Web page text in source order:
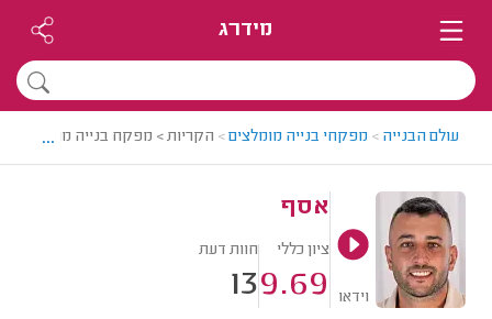
מידרג
עולם הבנייה > מפקחי בנייה מומלצים> הקריות > מפקח בנייה מומלץ -
...
וידאו
אסף
ציון כללי
9.69
חוות דעת
13